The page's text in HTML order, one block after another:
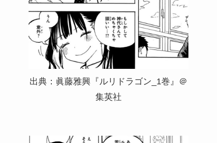
出典：眞藤雅興『ルリドラゴン_1巻』＠
集英社